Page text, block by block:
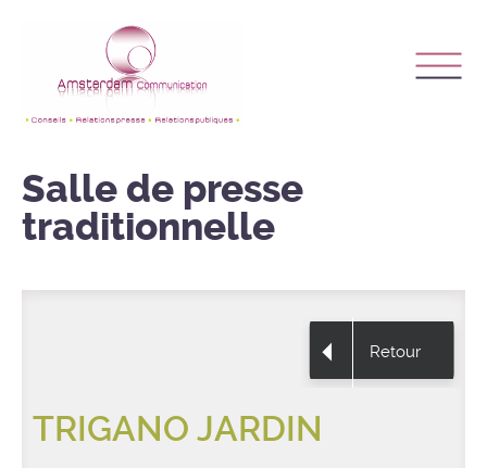
Salle de presse
traditionnelle
Retour
TRIGANO JARDIN